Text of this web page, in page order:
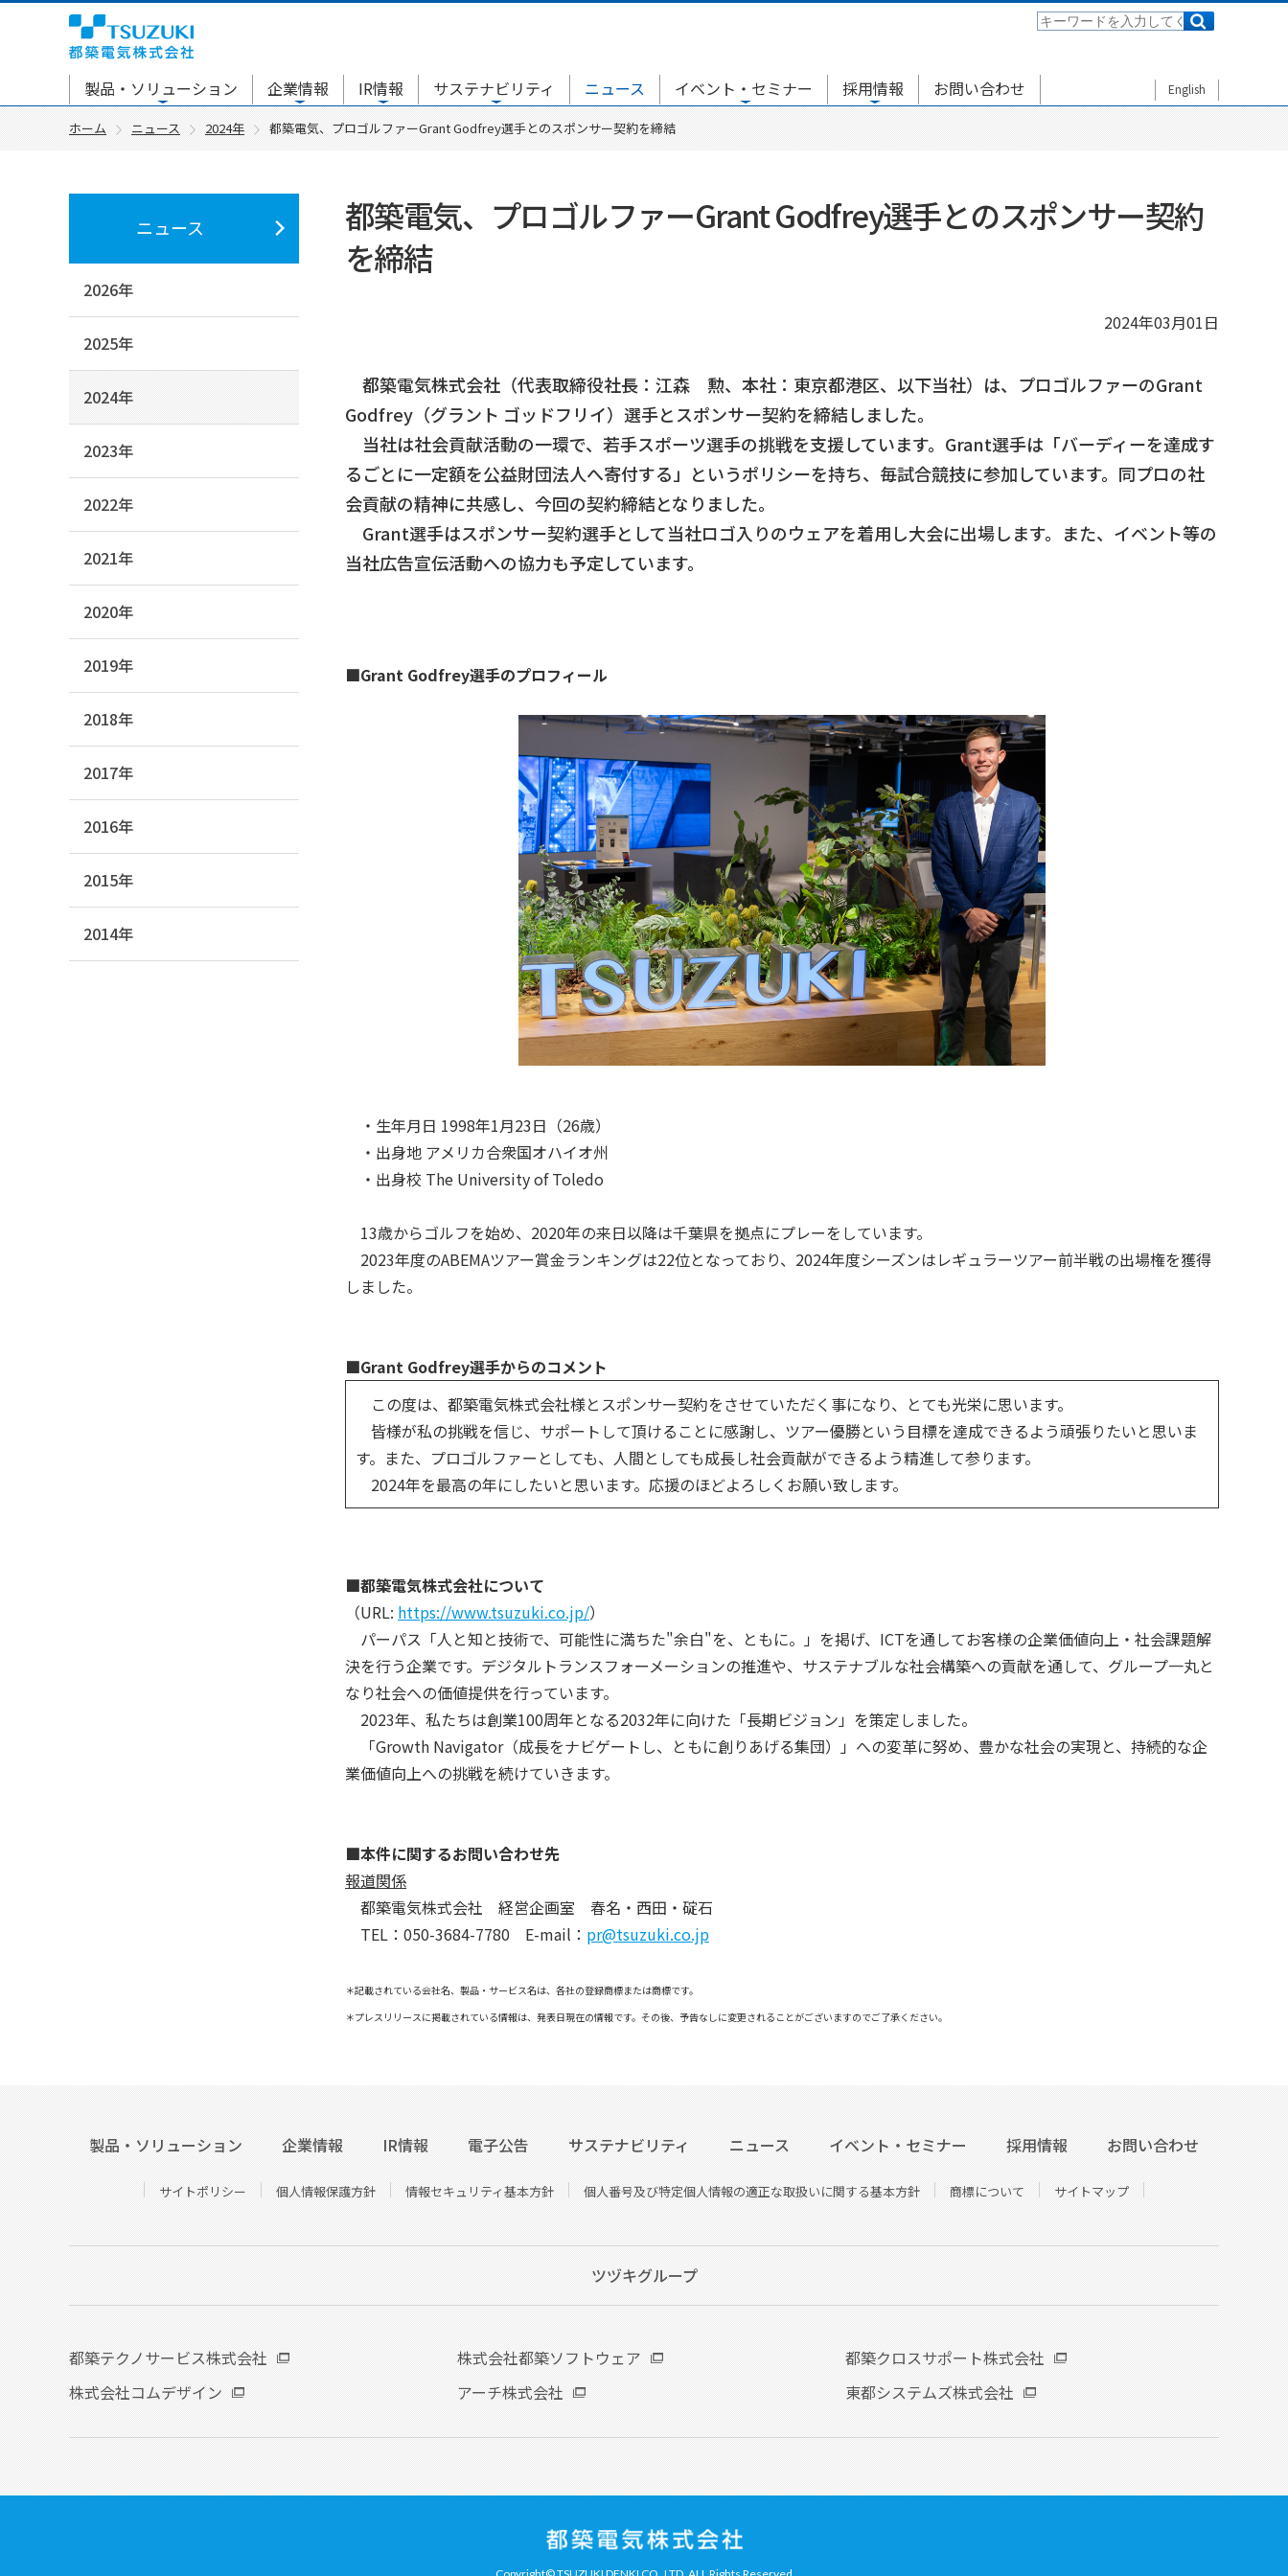
English
製品・ソリューション 企業情報 IR情報 サステナビリティ ニュース イベント・セミナー 採用情報 お問い合わせ
ホーム ニュース 2024年 都築電気、プロゴルファーGrant Godfrey選手とのスポンサー契約を締結
都築電気、プロゴルファーGrant Godfrey選手とのスポンサー契約
を締結
2024年03月01日
都築電気株式会社（代表取締役社長：江森 勲、本社：東京都港区、以下当社）は、プロゴルファーのGrant
Godfrey（グラント ゴッドフリイ）選手とスポンサー契約を締結しました。
当社は社会貢献活動の一環で、若手スポーツ選手の挑戦を支援しています。Grant選手は「バーディーを達成す
るごとに一定額を公益財団法人へ寄付する」というポリシーを持ち、毎試合競技に参加しています。同プロの社
会貢献の精神に共感し、今回の契約締結となりました。
Grant選手はスポンサー契約選手として当社ロゴ入りのウェアを着用し大会に出場します。また、イベント等の
当社広告宣伝活動への協力も予定しています。
■Grant Godfrey選手のプロフィール
・生年月日 1998年1月23日（26歳）
・出身地 アメリカ合衆国オハイオ州
・出身校 The University of Toledo
13歳からゴルフを始め、2020年の来日以降は千葉県を拠点にプレーをしています。
2023年度のABEMAツアー賞金ランキングは22位となっており、2024年度シーズンはレギュラーツアー前半戦の出場権を獲得
しました。
■Grant Godfrey選手からのコメント
この度は、都築電気株式会社様とスポンサー契約をさせていただく事になり、とても光栄に思います。
皆様が私の挑戦を信じ、サポートして頂けることに感謝し、ツアー優勝という目標を達成できるよう頑張りたいと思いま
す。また、プロゴルファーとしても、人間としても成長し社会貢献ができるよう精進して参ります。
2024年を最高の年にしたいと思います。応援のほどよろしくお願い致します。
■都築電気株式会社について
（URL: https://www.tsuzuki.co.jp/）
パーパス「人と知と技術で、可能性に満ちた"余白"を、ともに。」を掲げ、ICTを通してお客様の企業価値向上・社会課題解
決を行う企業です。デジタルトランスフォーメーションの推進や、サステナブルな社会構築への貢献を通して、グループ一丸と
なり社会への価値提供を行っています。
2023年、私たちは創業100周年となる2032年に向けた「長期ビジョン」を策定しました。
「Growth Navigator（成長をナビゲートし、ともに創りあげる集団）」への変革に努め、豊かな社会の実現と、持続的な企
業価値向上への挑戦を続けていきます。
■本件に関するお問い合わせ先
報道関係
都築電気株式会社 経営企画室 春名・西田・碇石
TEL：050-3684-7780 E-mail： pr@tsuzuki.co.jp
＊記載されている会社名、製品・サービス名は、各社の登録商標または商標です。
＊プレスリリースに掲載されている情報は、発表日現在の情報です。その後、予告なしに変更されることがございますのでご了承ください。
ニュース
2026年
2025年
2024年
2023年
2022年
2021年
2020年
2019年
2018年
2017年
2016年
2015年
2014年
製品・ソリューション 企業情報 IR情報 電子公告 サステナビリティ ニュース イベント・セミナー 採用情報 お問い合わせ
サイトポリシー 個人情報保護方針 情報セキュリティ基本方針 個人番号及び特定個人情報の適正な取扱いに関する基本方針 商標について サイトマップ
ツヅキグループ
都築テクノサービス株式会社 株式会社都築ソフトウェア
都築クロスサポート株式会社
株式会社コムデザイン
アーチ株式会社 東都システムズ株式会社